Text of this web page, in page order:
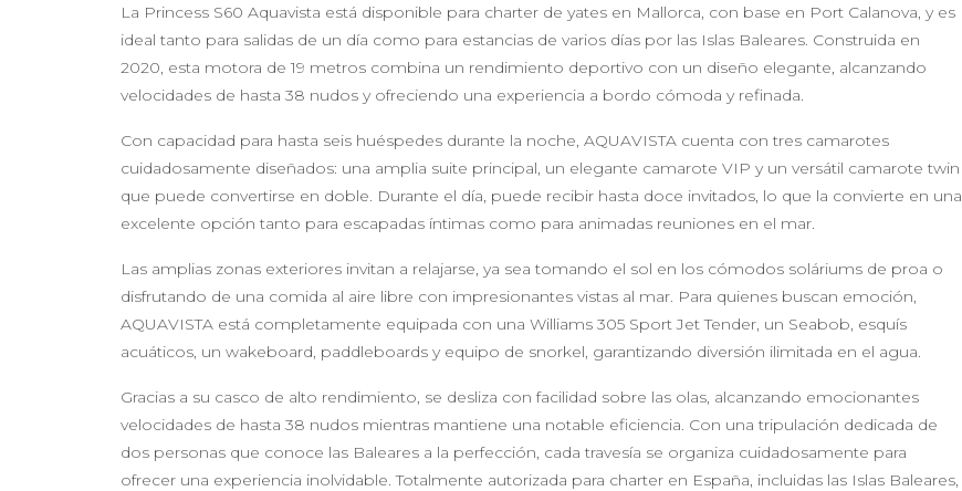
La Princess S60 Aquavista está disponible para charter de yates en Mallorca, con base en Port Calanova, y es
ideal tanto para salidas de un día como para estancias de varios días por las Islas Baleares. Construida en
2020, esta motora de 19 metros combina un rendimiento deportivo con un diseño elegante, alcanzando
velocidades de hasta 38 nudos y ofreciendo una experiencia a bordo cómoda y refinada.
Con capacidad para hasta seis huéspedes durante la noche, AQUAVISTA cuenta con tres camarotes
cuidadosamente diseñados: una amplia suite principal, un elegante camarote VIP y un versátil camarote twin
que puede convertirse en doble. Durante el día, puede recibir hasta doce invitados, lo que la convierte en una
excelente opción tanto para escapadas íntimas como para animadas reuniones en el mar.
Las amplias zonas exteriores invitan a relajarse, ya sea tomando el sol en los cómodos soláriums de proa o
disfrutando de una comida al aire libre con impresionantes vistas al mar. Para quienes buscan emoción,
AQUAVISTA está completamente equipada con una Williams 305 Sport Jet Tender, un Seabob, esquís
acuáticos, un wakeboard, paddleboards y equipo de snorkel, garantizando diversión ilimitada en el agua.
Gracias a su casco de alto rendimiento, se desliza con facilidad sobre las olas, alcanzando emocionantes
velocidades de hasta 38 nudos mientras mantiene una notable eficiencia. Con una tripulación dedicada de
dos personas que conoce las Baleares a la perfección, cada travesía se organiza cuidadosamente para
ofrecer una experiencia inolvidable. Totalmente autorizada para charter en España, incluidas las Islas Baleares,